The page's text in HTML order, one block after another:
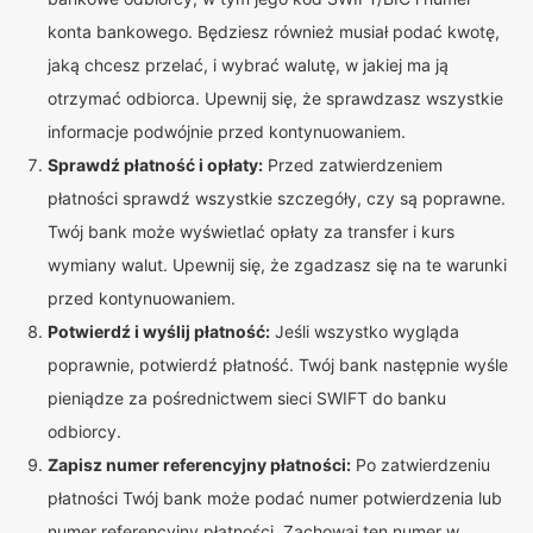
konta bankowego. Będziesz również musiał podać kwotę,
jaką chcesz przelać, i wybrać walutę, w jakiej ma ją
otrzymać odbiorca. Upewnij się, że sprawdzasz wszystkie
informacje podwójnie przed kontynuowaniem.
Sprawdź płatność i opłaty: Przed zatwierdzeniem
płatności sprawdź wszystkie szczegóły, czy są poprawne.
Twój bank może wyświetlać opłaty za transfer i kurs
wymiany walut. Upewnij się, że zgadzasz się na te warunki
przed kontynuowaniem.
Potwierdź i wyślij płatność: Jeśli wszystko wygląda
poprawnie, potwierdź płatność. Twój bank następnie wyśle
pieniądze za pośrednictwem sieci SWIFT do banku
odbiorcy.
Zapisz numer referencyjny płatności: Po zatwierdzeniu
płatności Twój bank może podać numer potwierdzenia lub